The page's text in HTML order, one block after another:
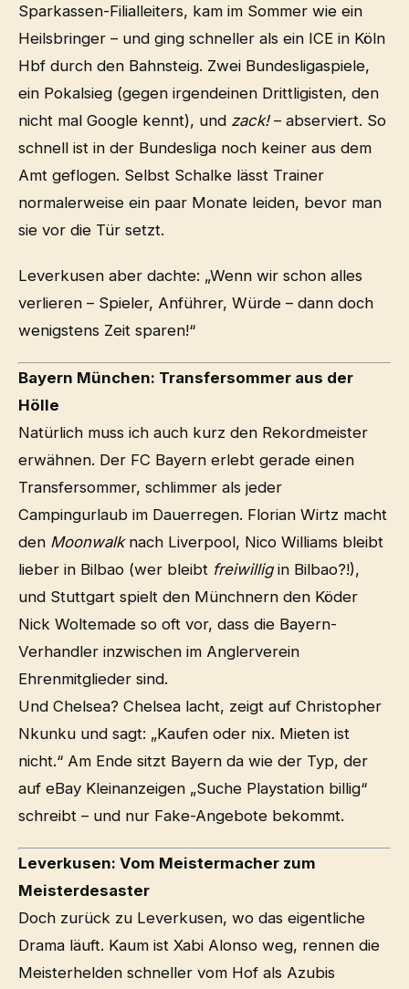
Sparkassen-Filialleiters, kam im Sommer wie ein
Heilsbringer – und ging schneller als ein ICE in Köln
Hbf durch den Bahnsteig. Zwei Bundesligaspiele,
ein Pokalsieg (gegen irgendeinen Drittligisten, den
nicht mal Google kennt), und zack!– abserviert. So
schnell ist in der Bundesliga noch keiner aus dem
Amt geflogen. Selbst Schalke lässt Trainer
normalerweise ein paar Monate leiden, bevor man
sie vor die Tür setzt.
Leverkusen aber dachte: „Wenn wir schon alles
verlieren – Spieler, Anführer, Würde – dann doch
wenigstens Zeit sparen!“
Bayern München: Transfersommer aus der
Hölle
Natürlich muss ich auch kurz den Rekordmeister
erwähnen. Der FC Bayern erlebt gerade einen
Transfersommer, schlimmer als jeder
Campingurlaub im Dauerregen. Florian Wirtz macht
den Moonwalknach Liverpool, Nico Williams bleibt
lieber in Bilbao (wer bleibt freiwilligin Bilbao?!),
und Stuttgart spielt den Münchnern den Köder
Nick Woltemade so oft vor, dass die Bayern-
Verhandler inzwischen im Anglerverein
Ehrenmitglieder sind.
Und Chelsea? Chelsea lacht, zeigt auf Christopher
Nkunku und sagt: „Kaufen oder nix. Mieten ist
nicht.“ Am Ende sitzt Bayern da wie der Typ, der
auf eBay Kleinanzeigen „Suche Playstation billig“
schreibt – und nur Fake-Angebote bekommt.
Leverkusen: Vom Meistermacher zum
Meisterdesaster
Doch zurück zu Leverkusen, wo das eigentliche
Drama läuft. Kaum ist Xabi Alonso weg, rennen die
Meisterhelden schneller vom Hof als Azubis